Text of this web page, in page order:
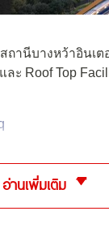
ถานีบางหว้าอินเ
ะ Roof Top
อ่านเพิ่มเติม